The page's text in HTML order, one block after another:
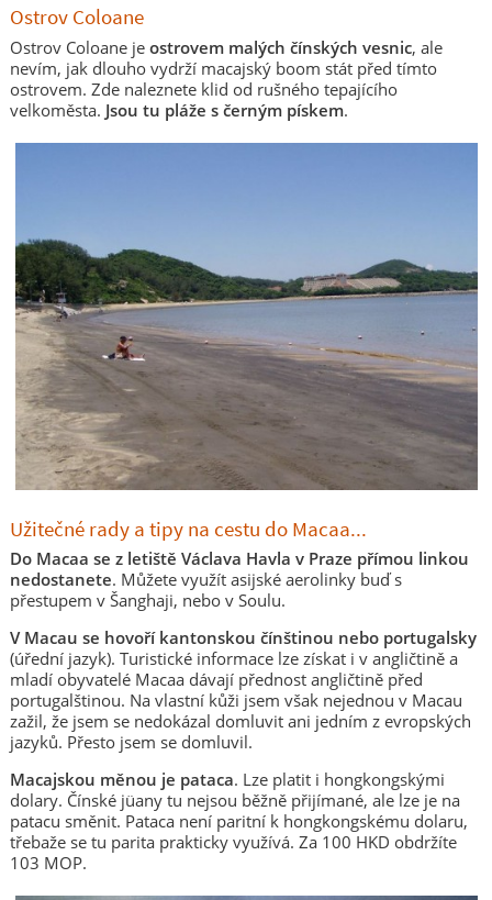
Ostrov Coloane
Ostrov Coloane je ostrovem malých čínských vesnic, ale
nevím, jak dlouho vydrží macajský boom stát před tímto
ostrovem. Zde naleznete klid od rušného tepajícího
velkoměsta. Jsou tu pláže s černým pískem.
Užitečné rady a tipy na cestu do Macaa...
Do Macaa se z letiště Václava Havla v Praze přímou linkou
nedostanete. Můžete využít asijské aerolinky buď s
přestupem v Šanghaji, nebo v Soulu.
V Macau se hovoří kantonskou čínštinou nebo portugalsky
(úřední jazyk). Turistické informace lze získat i v angličtině a
mladí obyvatelé Macaa dávají přednost angličtině před
portugalštinou. Na vlastní kůži jsem však nejednou v Macau
zažil, že jsem se nedokázal domluvit ani jedním z evropských
jazyků. Přesto jsem se domluvil.
Macajskou měnou je pataca. Lze platit i hongkongskými
dolary. Čínské jüany tu nejsou běžně přijímané, ale lze je na
patacu směnit. Pataca není paritní k hongkongskému dolaru,
třebaže se tu parita prakticky využívá. Za 100 HKD obdržíte
103 MOP.